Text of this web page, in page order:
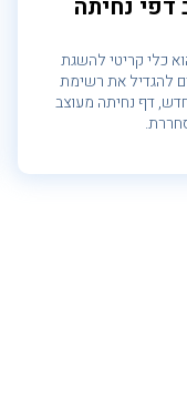
דפי נחיתה
כלי קריטי להשגת
להגדיל את רשימת
דף נחיתה מעוצב